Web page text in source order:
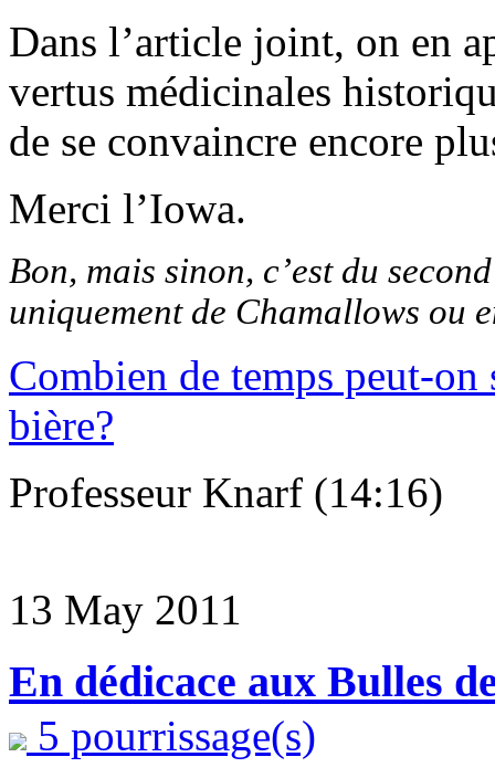
Dans l’article joint, on en
vertus médicinales
de se convaincre encore
Merci l’Iowa.
Bon, mais sinon, c’est du
uniquement de Chamallows ou
Combien de temps peut-
bière?
Professeur Knarf (14:16)
13 May 2011
En dédicace aux Bulles
5 pourrissage(s)